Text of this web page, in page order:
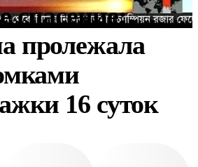
спасение:
пролежала
16 суток